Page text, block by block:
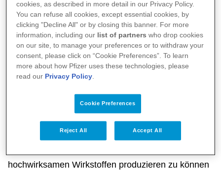
feste, hochwirk-same Arzneimittel. Die
Eröffnung ist für Mai 2020 geplant.
Das Werk in Freiburg gilt als Technologieführer in
der Herstellung von Medikamenten in intelligenter
Produktionsumgebung. „Mit der neuen
bauen wir unsere gute Position im internationalen
Wettbewerb weiter aus. Wir investieren 142
Millionen Euro, um zukünftig in größeren
hochwirksamen Wirkstoffen produzieren zu können
cookies, as described in more detail in our Privacy Policy.
You can refuse all cookies, except essential cookies, by
clicking "Decline All" or by closing this banner. For more
information, including our list of partners who drop cookies
on our site, to manage your preferences or to withdraw your
consent, please click on “Cookie Preferences”. To learn
more about how Pfizer uses these technologies, please
read our Privacy Policy.
Cookie Preferences
Reject All Accept All